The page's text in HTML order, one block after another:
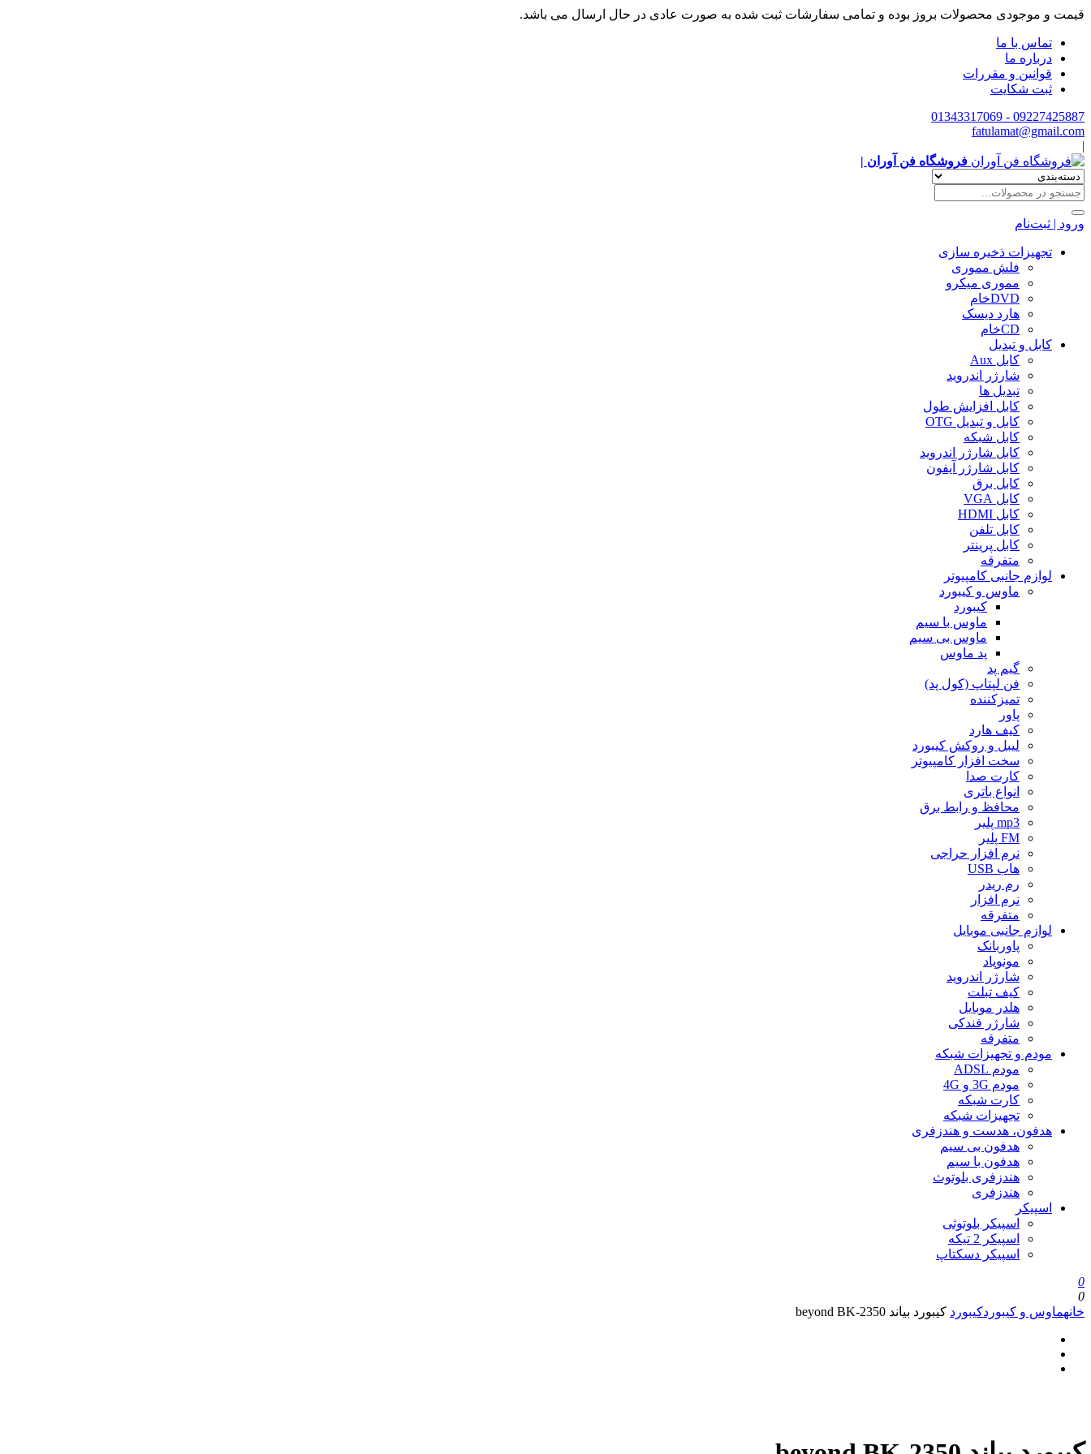
قیمت و موجودی محصولات بروز بوده و تمامی سفارشات ثبت شده به صورت عادی در حال ارسال می باشد.
تماس با ما
درباره ما
قوانین و مقررات
ثبت شکایت
09227425887 - 01343317069
fatulamat@gmail.com
|
فروشگاه فن آوران |
ورود | ثبت‌نام
تجهیزات ذخیره سازی
فلش مموری
مموری میکرو
DVDخام
هارد دیسک
CDخام
کابل و تبدیل
کابل Aux
شارژر اندروید
تبدیل ها
کابل افزایش طول
کابل و تبدیل OTG
کابل شبکه
کابل شارژر اندروید
کابل شارژر آیفون
کابل برق
کابل VGA
کابل HDMI
کابل تلفن
کابل پرینتر
متفرقه
لوازم جانبی کامپیوتر
ماوس و کیبورد
کیبورد
ماوس با سیم
ماوس بی سیم
پد ماوس
گیم پد
فن لپتاپ (کول پد)
تمیزکننده
پاور
کیف هارد
لیبل و روکش کیبورد
سخت افزار کامپیوتر
کارت صدا
انواع باتری
محافظ و رابط برق
mp3 پلیر
FM پلیر
نرم افزار حراجی
هاب USB
رم ریدر
نرم افزار
متفرقه
لوازم جانبی موبایل
پاوربانک
مونوپاد
شارژر اندروید
کیف تبلت
هلدر موبایل
شارژر فندکی
متفرقه
مودم و تجهیزات شبکه
مودم ADSL
مودم 3G و 4G
کارت شبکه
تجهیزات شبکه
هدفون، هدست و هندزفری
هدفون بی سیم
هدفون با سیم
هندزفری بلوتوث
هندزفری
اسپیکر
اسپیکر بلوتوثی
اسپیکر 2 تیکه
اسپیکر دسکتاپ
0
0
خانهماوس و کیبوردکیبورد کیبورد بیاند beyond BK-2350